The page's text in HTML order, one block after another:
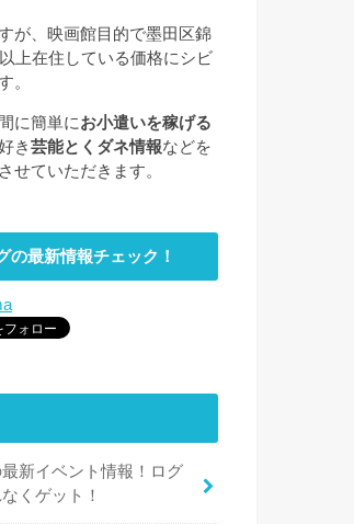
が、映画館目的で墨田区錦
上在住している価格にシビ
。
に簡単にお小遣いを稼げる
き芸能とくダネ情報などを
せていただきます。
の最新情報チェック！
新イベント情報！ログ
くゲット！